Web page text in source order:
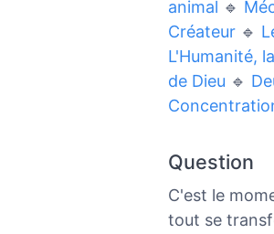
animal 🔹
Créateur 🔹
L'Humanité,
de Dieu 🔹
Question
C'est le
tout se